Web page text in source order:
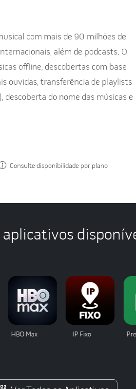
com mais de 90 milhões de
além de podcasts. O
offline, descobertas com base
ouvidas, transferência de playlists
descoberta do nome das músicas e
Consulte disponibilidade por plano
aplicativos
HBO Max IP Fixo